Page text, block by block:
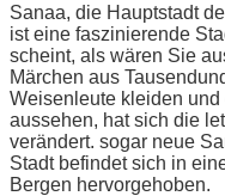
Sanaa, die Hauptstadt
ist eine faszinierende
scheint, als wären Sie
Märchen aus
Weisenleute kleiden
aussehen, hat sich die
verändert. sogar neue
Stadt befindet sich in
Bergen hervorgehoben.